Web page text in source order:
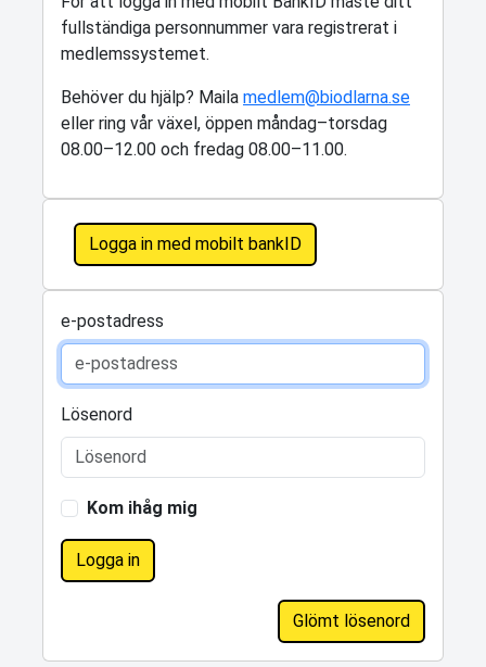
fullständiga personnummer vara registrerat i
medlemssystemet.
Behöver du hjälp? Maila medlem@biodlarna.se
eller ring vår växel, öppen måndag–torsdag
08.00–12.00 och fredag 08.00–11.00.
Logga in med mobilt bankID
e-postadress
Lösenord
Kom ihåg mig
Logga in
Glömt lösenord